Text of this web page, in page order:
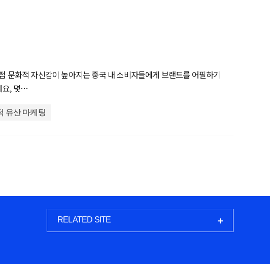
문화적 자신감이 높아지는 중국 내 소비자들에게 브랜드를 어필하기
요, 몇…
유산 마케팅
RELATED SITE